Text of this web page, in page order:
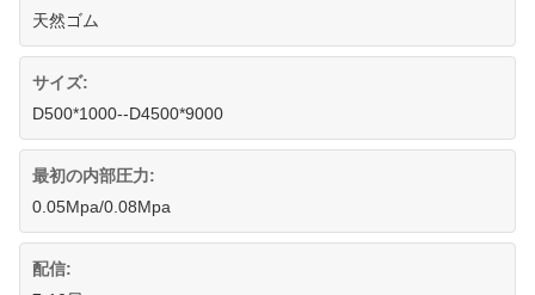
天然ゴム
サイズ:
D500*1000--D4500*9000
最初の内部圧力:
0.05Mpa/0.08Mpa
配信: